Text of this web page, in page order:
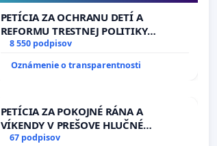
PETÍCIA ZA OCHRANU DETÍ A
REFORMU TRESTNEJ POLITIKY
#STOPPDFL
8 550 podpisov
Oznámenie o transparentnosti
PETÍCIA ZA POKOJNÉ RÁNA A
VÍKENDY V PREŠOVE HLUČNÉ
STAVEBNÉ PRÁCE V SOBOTU LEN OD
67 podpisov